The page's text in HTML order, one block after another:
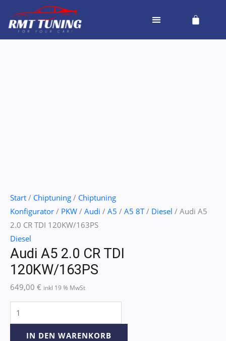
Inhalt
springen
Cart
Start / Chiptuning / Chiptuning
Konfigurator / PKW / Audi / A5 / A5 8T/ Diesel / Audi A5
2.0 CR TDI 120KW/163PS
Diesel
Audi A5 2.0 CR TDI
120KW/163PS
649,00 € inkl 19 % MwSt
IN DEN WARENKORB